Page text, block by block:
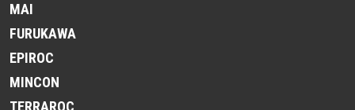
MAI
FURUKAWA
EPIROC
MINCON